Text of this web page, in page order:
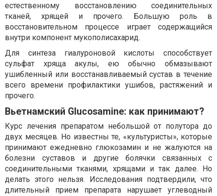
естественному восстановлению соединительных
тканей, хрящей и прочего. Большую роль в
восстановительном процессе играет содержащийся
внутри компонент мукополисахарид.
Для синтеза гиалуроновой кислоты способствует
сульфат хряща акулы, ею обычно обмазывают
ушибленный или восстанавливаемый сустав в течение
всего времени профилактики ушибов, растяжений и
прочего.
Вьетнамский Glucosamine: как принимают?
Курс лечения препаратом небольшой от полутора до
двух месяцев. Но известны те, «культуристы», которые
принимают ежедневно глюкозамин и не жалуются на
болезни суставов и другие болячки связанных с
соединительными тканями, хрящами и так далее. Но
делать этого нельзя. Исследования подтвердили, что
длительный прием препарата нарушает углеводный